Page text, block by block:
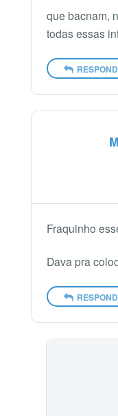
que bacnam,
todas essas
Fraquinho
Dava pra